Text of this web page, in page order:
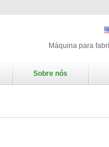
Máquina para
Sobre nós